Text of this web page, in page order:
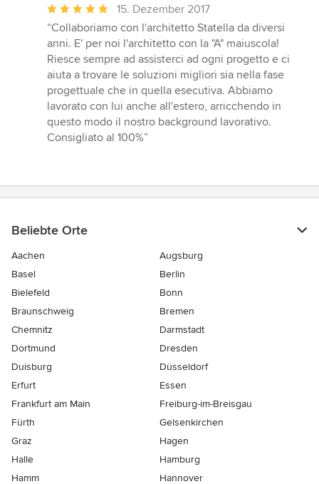
Durchschnittliche
Bewertung:
5
von
5
Sternen
15. Dezember 2017
“Collaboriamo con l'architetto Statella da diversi
anni. E' per noi l'architetto con la "A" maiuscola!
Riesce sempre ad assisterci ad ogni progetto e ci
aiuta a trovare le soluzioni migliori sia nella fase
progettuale che in quella esecutiva. Abbiamo
lavorato con lui anche all'estero, arricchendo in
questo modo il nostro background lavorativo.
Consigliato al 100%”
Beliebte Orte
Aachen
Augsburg
Basel
Berlin
Bielefeld
Bonn
Braunschweig
Bremen
Chemnitz
Darmstadt
Dortmund
Dresden
Duisburg
Düsseldorf
Erfurt
Essen
Frankfurt am Main
Freiburg-im-Breisgau
Fürth
Gelsenkirchen
Graz
Hagen
Halle
Hamburg
Hamm
Hannover